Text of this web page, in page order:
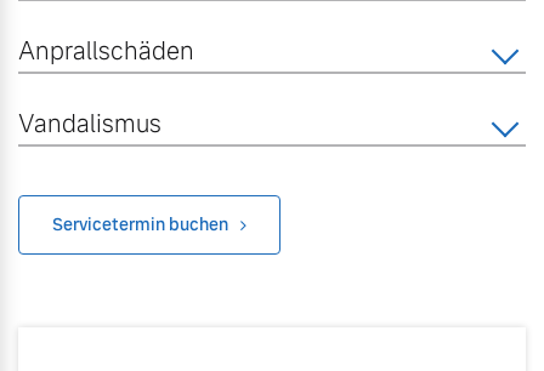
Anprallschäden
Vandalismus
Servicetermin buchen